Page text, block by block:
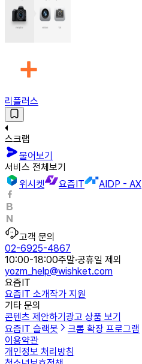
리플러스
스크랩
물어보기
서비스 전체보기
위시켓
요즘IT AIDP - AX
고객 문의
02-6925-4867
10:00-18:00주말·공휴일 제외
yozm_help@wishket.com
요즘IT
요즘IT 소개작가 지원
기타 문의
콘텐츠 제안하기 광고 상품 보기
요즘IT 슬랙봇
크롬 확장 프로그램
이용약관
개인정보 처리방침